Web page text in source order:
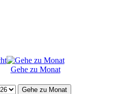
Gehe zu Monat
Gehe zu Monat